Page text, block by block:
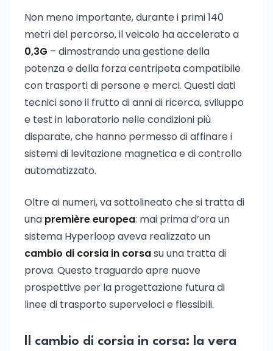
Non meno importante, durante i primi 140
metri del percorso, il veicolo ha accelerato a
0,3G – dimostrando una gestione della
potenza e della forza centripeta compatibile
con trasporti di persone e merci. Questi dati
tecnici sono il frutto di anni di ricerca, sviluppo
e test in laboratorio nelle condizioni più
disparate, che hanno permesso di affinare i
sistemi di levitazione magnetica e di controllo
automatizzato.
Oltre ai numeri, va sottolineato che si tratta di
una première europea: mai prima d’ora un
sistema Hyperloop aveva realizzato un
cambio di corsia in corsasu una tratta di
prova. Questo traguardo apre nuove
prospettive per la progettazione futura di
linee di trasporto superveloci e flessibili.
Il cambio di corsia in corsa: la vera